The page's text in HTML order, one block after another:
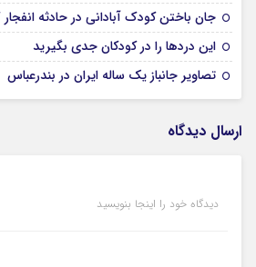
جان باختن کودک آبادانی در حادثه انفجار
این درد‌ها را در کودکان جدی بگیرید
تصاویر جانباز یک ساله ایران در بندرعباس
ارسال دیدگاه
دیدگاه خود را اینجا بنویسید